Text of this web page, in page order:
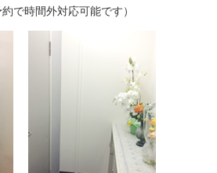
で時間外対応可能です）